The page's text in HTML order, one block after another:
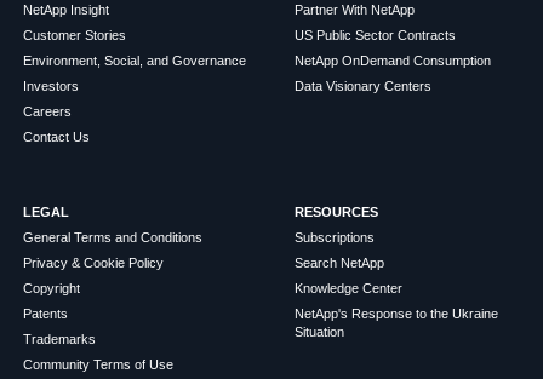
NetApp Insight
Customer Stories
Environment, Social, and Governance
Investors
Careers
Contact Us
Partner With NetApp
US Public Sector Contracts
NetApp OnDemand Consumption
Data Visionary Centers
LEGAL
General Terms and Conditions
Privacy & Cookie Policy
Copyright
Patents
Trademarks
Community Terms of Use
RESOURCES
Subscriptions
Search NetApp
Knowledge Center
NetApp's Response to the Ukraine
Situation